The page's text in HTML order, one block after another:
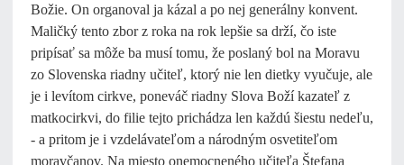
Božie. On organoval ja kázal a po nej generálny konvent.
Maličký tento zbor z roka na rok lepšie sa drží, čo iste
pripísať sa môže ba musí tomu, že poslaný bol na Moravu
zo Slovenska riadny učiteľ, ktorý nie len dietky vyučuje, ale
je i levítom cirkve, poneváč riadny Slova Boží kazateľ z
matkocirkvi, do filie tejto prichádza len každú šiestu nedeľu,
- a pritom je i vzdelávateľom a národným osvetiteľom
moravčanov. Na miesto onemocneného učiteľa Štefana